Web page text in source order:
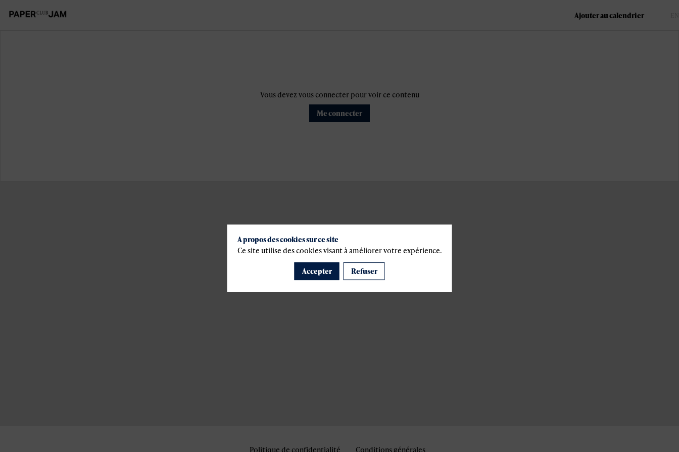
Ajouter au calendrier
Vous devez vous connecter pour voir ce contenu
Me connecter
Politique de confidentialité Conditions générales
A propos des cookies sur ce site
Ce site utilise des cookies visant à améliorer votre expérience.
Accepter Refuser